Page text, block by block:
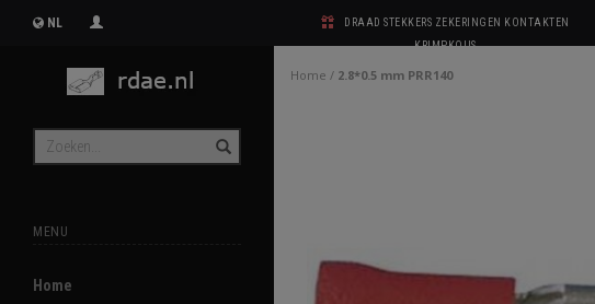
NL
DRAAD STEKKERS ZEKERINGEN KONTAKTEN
KRIMPKOUS
MENU
Home
Home / 2.8*0.5 mm PRR140